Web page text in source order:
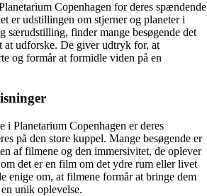
Copenhagen for deres spændende
er udstillingen om stjerner og planeter i
særudstilling, finder mange besøgende det
at udforske. De giver udtryk for, at
og formår at formidle viden på en
i Planetarium Copenhagen er deres
på den store kuppel. Mange besøgende er
af filmene og den immersivitet, de oplever
det er en film om det ydre rum eller livet
enige om, at filmene formår at bringe dem
unik oplevelse.